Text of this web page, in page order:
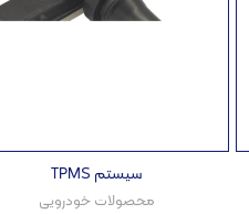
سیستم TPMS
محصولات خودرویی